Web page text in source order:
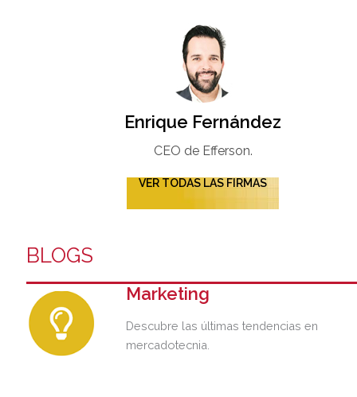
Enrique Fernández
CEO de Efferson.
VER TODAS LAS FIRMAS
BLOGS
Marketing
Descubre las últimas tendencias en
mercadotecnia.